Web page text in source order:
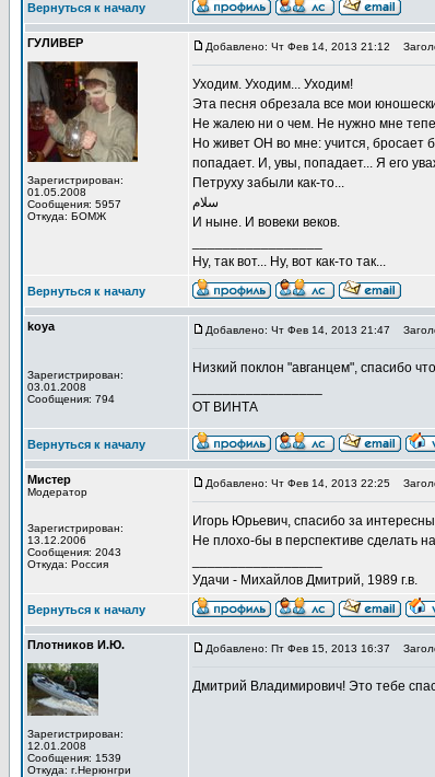
Вернуться к началу
ГУЛИВЕР
Зарегистрирован:
01.05.2008
Сообщения: 5957
Откуда: БОМЖ
Добавлено: Чт Фев 14, 2013 21:12
Уходим. Уходим... Уходим!
Эта песня обрезала все мои
Не жалею ни о чем. Не нужно мне
Но живет ОН во мне: учится, бросает
попадает. И, увы, попадает... Я его
Петруху забыли как-то...
И ныне. И вовеки веков.
Ну, так вот... Ну, вот как-то так...
Вернуться к началу
koya
Зарегистрирован:
03.01.2008
Сообщения: 794
Добавлено: Чт Фев 14, 2013 21:47
Низкий поклон "авганцем", спасибо
ОТ ВИНТА
Вернуться к началу
Мистер
Модератор
Зарегистрирован:
13.12.2006
Сообщения: 2043
Откуда: Россия
Добавлено: Чт Фев 14, 2013 22:25
Игорь Юрьевич, спасибо за
Не плохо-бы в перспективе сделать
Удачи - Михайлов Дмитрий, 1989 г.в.
Вернуться к началу
Плотников И.Ю.
Зарегистрирован:
12.01.2008
Сообщения: 1539
Откуда: г.Нерюнгри
Добавлено: Пт Фев 15, 2013 16:37
Дмитрий Владимирович! Это тебе